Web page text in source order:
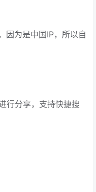
因为是中国IP，所以自
行分享，支持快捷搜